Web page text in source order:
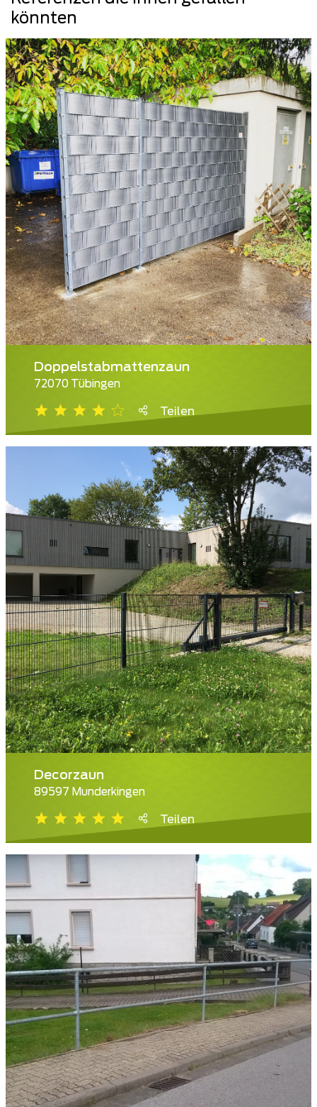
könnten
Doppelstabmattenzaun
72070 Tübingen
Teilen
Decorzaun
89597 Munderkingen
Teilen